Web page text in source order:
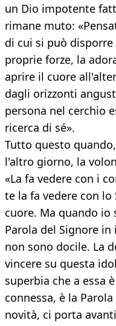
un Dio impotente
rimane muto:
di cui si può
proprie forze, la
aprire il cuore
dagli orizzonti
persona nel cerchio
ricerca di sé».
Tutto questo
l'altro giorno, la
«La fa vedere con i
te la fa vedere con
cuore. Ma quando
Parola del Signore
non sono docile. La
vincere su questa
superbia che a essa
connessa, è la
novità, ci porta